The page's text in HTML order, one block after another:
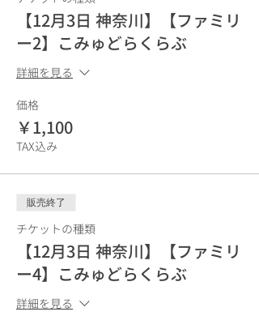
【12月3日 神奈川】【ファミリ
ー2】こみゅどらくらぶ
詳細を見る
価格
￥1,100
TAX込み
販売終了
チケットの種類
【12月3日 神奈川】【ファミリ
ー4】こみゅどらくらぶ
詳細を見る